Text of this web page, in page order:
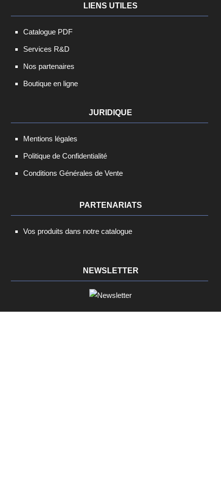
LIENS UTILES
Catalogue PDF
Services R&D
Nos partenaires
Boutique en ligne
JURIDIQUE
Mentions légales
Politique de Confidentialité
Conditions Générales de Vente
PARTENARIATS
Vos produits dans notre catalogue
NEWSLETTER